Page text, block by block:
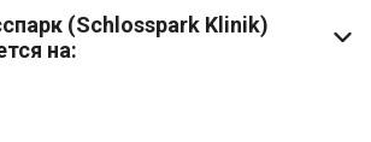
(Schlosspark Klinik)
на: